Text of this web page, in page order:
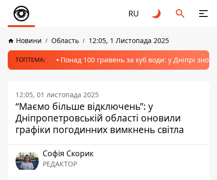
RU
Новини Область 12:05, 1 Листопада 2025
ТОПТЕМА: Понад 100 гривень за куб води: у Дніпрі
12:05, 01 листопада 2025
“Маємо більше відключень”: у
Дніпропетровській області оновили
графіки погодинних вимкнень світла
Софія Скорик
РЕДАКТОР